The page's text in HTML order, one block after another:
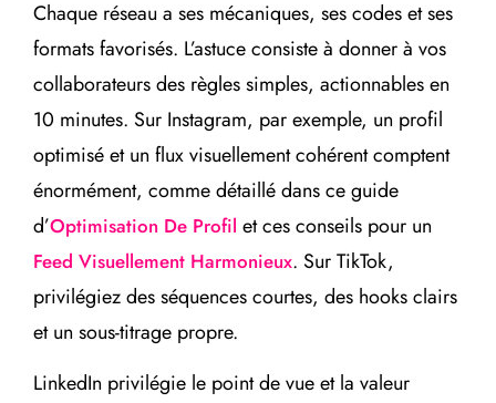
Chaque réseau a ses mécaniques, ses codes et ses
formats favorisés. L’astuce consiste à donner à vos
collaborateurs des règles simples, actionnables en
10 minutes. Sur Instagram, par exemple, un profil
optimisé et un flux visuellement cohérent comptent
énormément, comme détaillé dans ce guide
d’Optimisation De Profil et ces conseils pour un
Feed Visuellement Harmonieux. Sur TikTok,
privilégiez des séquences courtes, des hooks clairs
et un sous-titrage propre.
LinkedIn privilégie le point de vue et la valeur